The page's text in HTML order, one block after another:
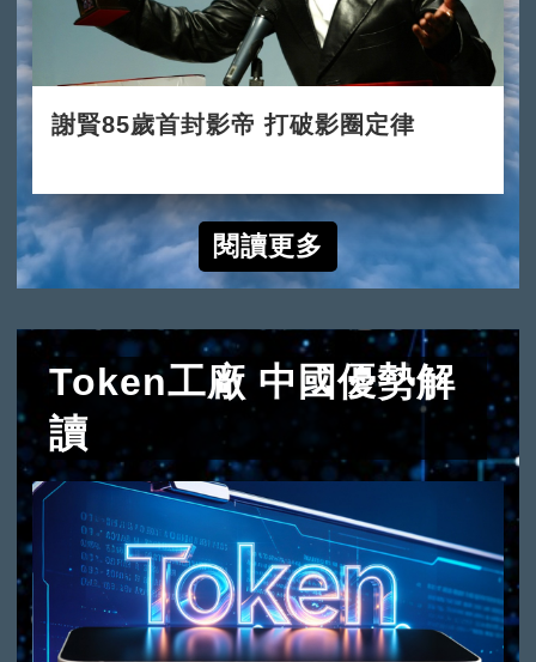
謝賢85歲首封影帝 打破影圈定律
閱讀更多
Token工廠 中國優勢解
讀